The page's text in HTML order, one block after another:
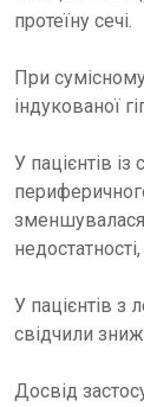
протеїну сечі.
При
індукованої
У пацієнтів
У пацієнтів з
свідчили
Досвід